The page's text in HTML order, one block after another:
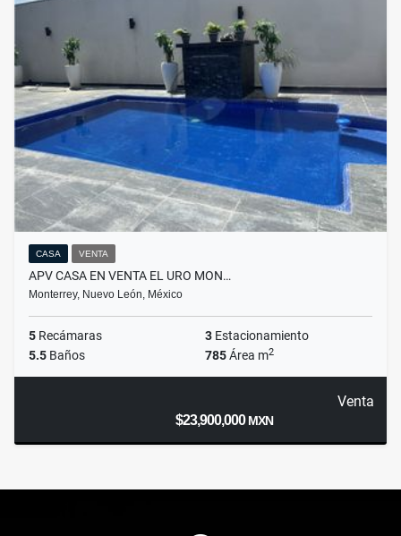
CASA VENTA
APV CASA EN VENTA EL URO MON…
Monterrey, Nuevo León, México
5 Recámaras 3 Estacionamiento
5.5 Baños 785Área m2
Venta
$23,900,000MXN